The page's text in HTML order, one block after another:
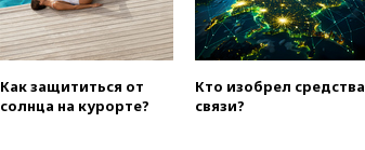
вчера, 21:26Лидеры сборной
РФ по гимнастике получили
официальный отказ в визах от
вчера, 21:15 Пентагон
Как защититься от
солнца на курорте?
Кто изобрел средства
связи?